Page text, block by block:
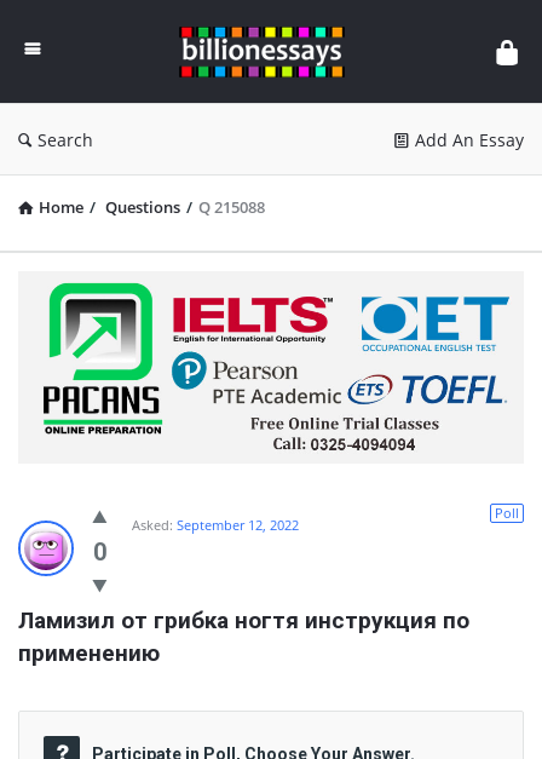
Essays
Search Add An Essay
Home / Questions / Q 215088
0
Poll
Asked: September 12, 2022
Ламизил от грибка ногтя инструкция по
применению
Participate in Poll, Choose Your Answer.